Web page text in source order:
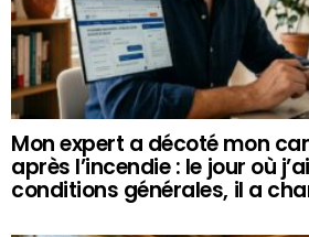
Mon expert a décoté mon
après l’incendie : le jour où
conditions générales, il a